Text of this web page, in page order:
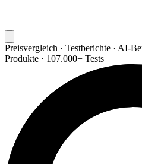
Preisvergleich · Testberichte · AI-
Produkte · 107.000+ Tests